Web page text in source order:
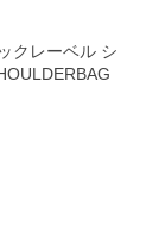
クレーベル シ